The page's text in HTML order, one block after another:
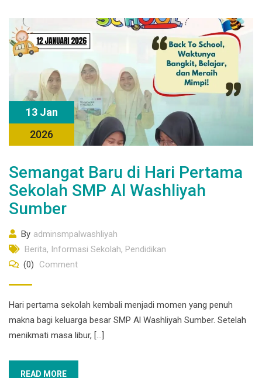
13 Jan
2026
Semangat Baru di Hari Pertama
Sekolah SMP Al Washliyah
Sumber
By adminsmpalwashliyah
Berita, Informasi Sekolah, Pendidikan
(0)
Comment
Hari pertama sekolah kembali menjadi momen yang penuh
makna bagi keluarga besar SMP Al Washliyah Sumber. Setelah
menikmati masa libur, […]
READ MORE